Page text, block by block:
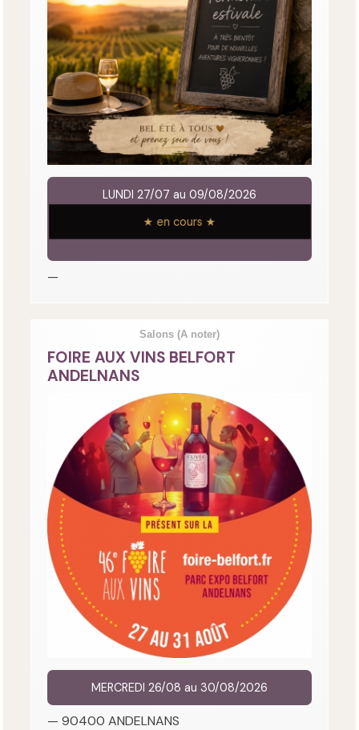
LUNDI 27/07 au 09/08/2026
★ en cours ★
—
Salons (A noter)
FOIRE AUX VINS BELFORT
ANDELNANS
MERCREDI 26/08 au 30/08/2026
— 90400 ANDELNANS